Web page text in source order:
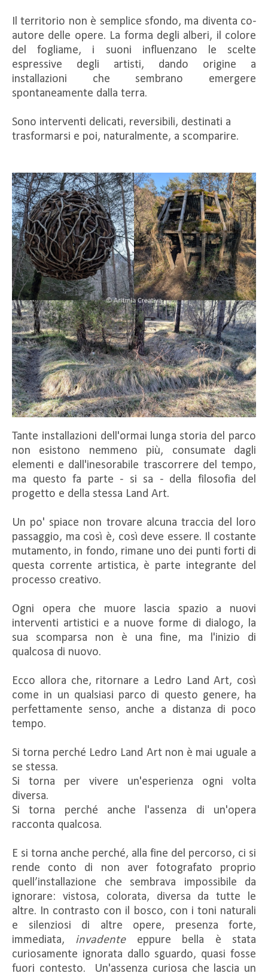
Il territorio non è semplice sfondo, ma diventa co-
autore delle opere. La forma degli alberi, il colore
del fogliame, i suoni influenzano le scelte
espressive degli artisti, dando origine a
installazioni che sembrano emergere
spontaneamente dalla terra.
Sono interventi delicati, reversibili, destinati a
trasformarsi e poi, naturalmente, a scomparire.
Tante installazioni dell'ormai lunga storia del parco
non esistono nemmeno più, consumate dagli
elementi e dall'inesorabile trascorrere del tempo,
ma questo fa parte - si sa - della filosofia del
progetto e della stessa Land Art.
Un po' spiace non trovare alcuna traccia del loro
passaggio, ma così è, così deve essere. Il costante
mutamento, in fondo, rimane uno dei punti forti di
questa corrente artistica, è parte integrante del
processo creativo.
Ogni opera che muore lascia spazio a nuovi
interventi artistici e a nuove forme di dialogo, la
sua scomparsa non è una fine, ma l'inizio di
qualcosa di nuovo.
Ecco allora che, ritornare a Ledro Land Art, così
come in un qualsiasi parco di questo genere, ha
perfettamente senso, anche a distanza di poco
tempo.
Si torna perché Ledro Land Art non è mai uguale a
se stessa.
Si torna per vivere un'esperienza ogni volta
diversa.
Si torna perché anche l'assenza di un'opera
racconta qualcosa.
E si torna anche perché, alla fine del percorso, ci si
rende conto di non aver fotografato proprio
quell’installazione che sembrava impossibile da
ignorare: vistosa, colorata, diversa da tutte le
altre. In contrasto con il bosco, con i toni naturali
e silenziosi di altre opere, presenza forte,
immediata, invadente eppure bella è stata
curiosamente ignorata dallo sguardo, quasi fosse
fuori contesto. Un'assenza curiosa che lascia un